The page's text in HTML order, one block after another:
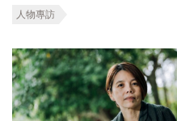
人物專訪